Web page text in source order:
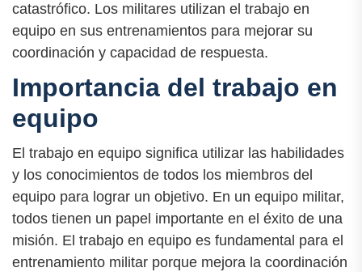
catastrófico. Los militares utilizan el trabajo en
equipo en sus entrenamientos para mejorar su
coordinación y capacidad de respuesta.
Importancia del trabajo en
equipo
El trabajo en equipo significa utilizar las habilidades
y los conocimientos de todos los miembros del
equipo para lograr un objetivo. En un equipo militar,
todos tienen un papel importante en el éxito de una
misión. El trabajo en equipo es fundamental para el
entrenamiento militar porque mejora la coordinación